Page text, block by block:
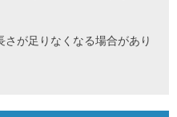
が足りなくなる場合があり